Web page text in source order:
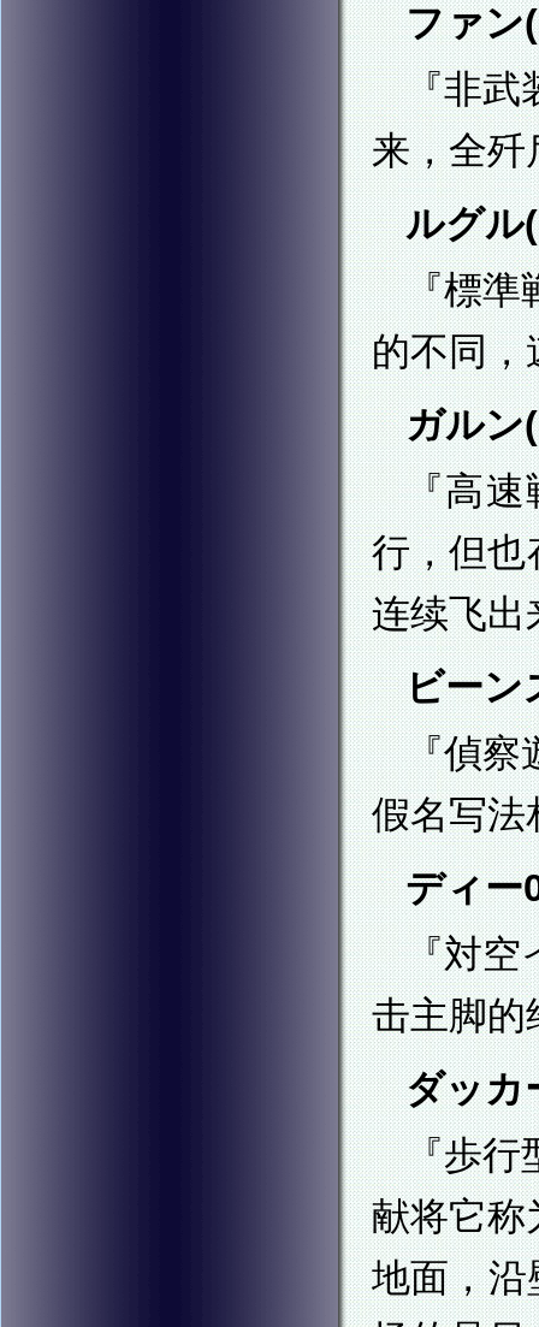
ファン
『非武
来，全歼
ルグル
『標準
的不同，
ガルン
『高速
行，但也
连续飞出
ビーン
『偵察
假名写法
ディー
『対空
击主脚的
ダッカ
『歩行
献将它称
地面，沿